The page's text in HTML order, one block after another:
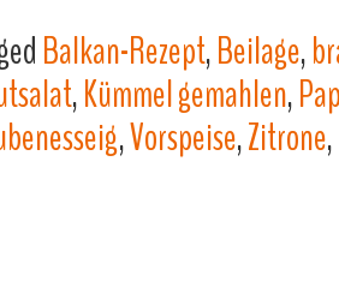
Balkan-Rezept,Beilage,
,Kümmel gemahlen,
,Vorspeise,Zitrone,